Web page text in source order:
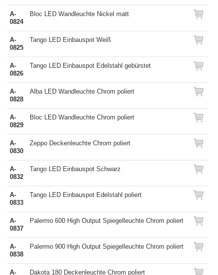
A-
0824
Bloc LED Wandleuchte Nickel matt
A-
0825
Tango LED Einbauspot Weiß
A-
0826
Tango LED Einbauspot Edelstahl gebürstet
A-
0828
Alba LED Wandleuchte Chrom poliert
A-
0829
Bloc LED Wandleuchte Chrom poliert
A-
0830
Zeppo Deckenleuchte Chrom poliert
A-
0832
Tango LED Einbauspot Schwarz
A-
0833
Tango LED Einbauspot Edelstahl poliert
A-
0837
Palermo 600 High Output Spiegelleuchte Chrom poliert
A-
0838
Palermo 900 High Output Spiegelleuchte Chrom poliert
A- Dakota 180 Deckenleuchte Chrom poliert